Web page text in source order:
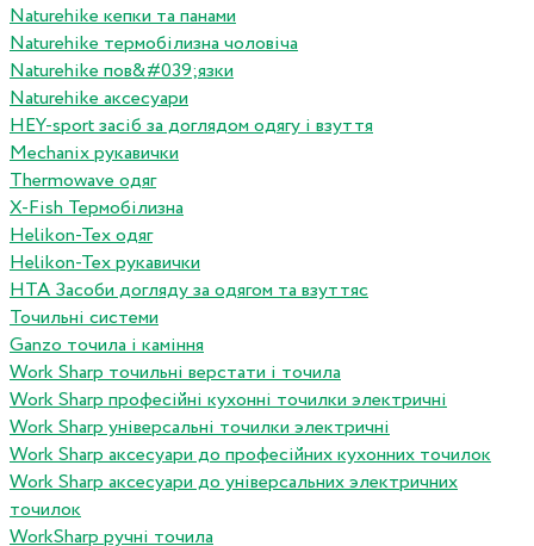
Naturehike кепки та панами
Naturehike термобілизна чоловіча
Naturehike пов&#039;язки
Naturehike аксесуари
HEY-sport засіб за доглядом одягу і взуття
Mechanix рукавички
Thermowave одяг
X-Fish Термобілизна
Helikon-Tex одяг
Helikon-Tex рукавички
HTA Засоби догляду за одягом та взуттяс
Точильні системи
Ganzo точила і каміння
Work Sharp точильні верстати і точила
Work Sharp професiйнi кухоннi точилки электричнi
Work Sharp унiверсальнi точилки электричнi
Work Sharp аксесуари до професiйних кухонних точилок
Work Sharp аксесуари до унiверсальних электричних
точилок
WorkSharp ручні точила